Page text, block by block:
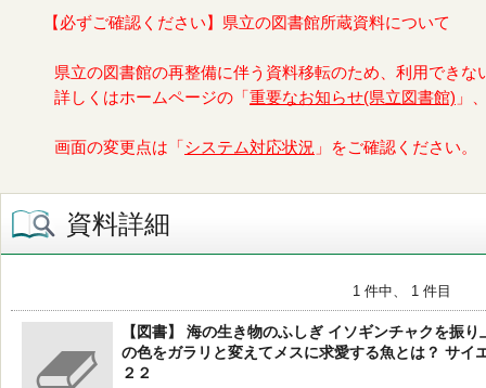
【必ずご確認ください】県立の図書館所蔵資料について
県立の図書館の再整備に伴う資料移転のため、利用できな
詳しくはホームページの「 重要なお知らせ(県立図書館) 」
画面の変更点は「 システム対応状況 」をご確認ください。
資料詳細
1 件中、 1 件目
【図書】 海の生き物のふしぎ イソギンチャクを振
の色をガラリと変えてメスに求愛する魚とは？ サイ
２２